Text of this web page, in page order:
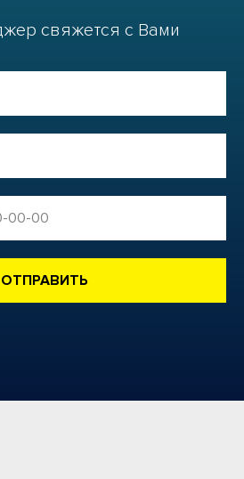
свяжется с Вами
ОТПРАВИТЬ